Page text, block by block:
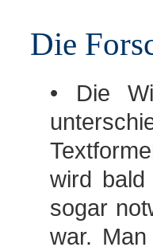
Die
• Die
wird bald
sogar
war.